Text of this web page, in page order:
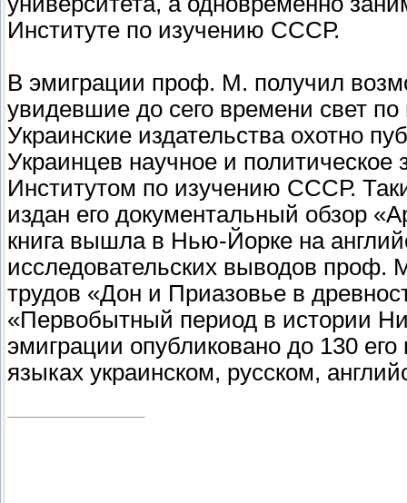
Институте по изучению СССР.
В эмиграции проф. М. получил
увидевшие до сего времени свет
Украинские издательства охотно
Украинцев научное и
Институтом по изучению СССР.
издан его документальный обзор
книга вышла в Нью-Йорке на
исследовательских выводов проф.
трудов «Дон и Приазовье в
«Первобытный период в истории
эмиграции опубликовано до 130
языках украинском, русском,